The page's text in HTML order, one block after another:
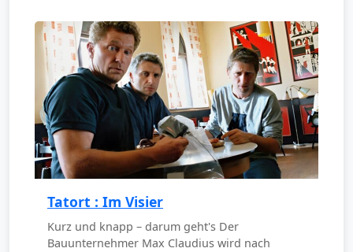
Tatort : Im Visier
Kurz und knapp – darum geht's Der
Bauunternehmer Max Claudius wird nach